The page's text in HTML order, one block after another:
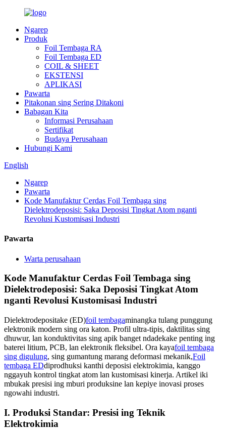
Ngarep
Produk
Foil Tembaga RA
Foil Tembaga ED
COIL & SHEET
EKSTENSI
APLIKASI
Pawarta
Pitakonan sing Sering Ditakoni
Babagan Kita
Informasi Perusahaan
Sertifikat
Budaya Perusahaan
Hubungi Kami
English
Ngarep
Pawarta
Kode Manufaktur Cerdas Foil Tembaga sing
Dielektrodeposisi: Saka Deposisi Tingkat Atom nganti
Revolusi Kustomisasi Industri
Pawarta
Warta perusahaan
Kode Manufaktur Cerdas Foil Tembaga sing
Dielektrodeposisi: Saka Deposisi Tingkat Atom
nganti Revolusi Kustomisasi Industri
Dielektrodepositake (ED)foil tembagaminangka tulang punggung
elektronik modern sing ora katon. Profil ultra-tipis, daktilitas sing
dhuwur, lan konduktivitas sing apik banget ndadekake penting ing
baterei litium, PCB, lan elektronik fleksibel. Ora kayafoil tembaga
sing digulung, sing gumantung marang deformasi mekanik,Foil
tembaga EDdiprodhuksi kanthi deposisi elektrokimia, kanggo
nggayuh kontrol tingkat atom lan kustomisasi kinerja. Artikel iki
mbukak presisi ing mburi produksine lan kepiye inovasi proses
ngowahi industri.
I. Produksi Standar: Presisi ing Teknik
Elektrokimia